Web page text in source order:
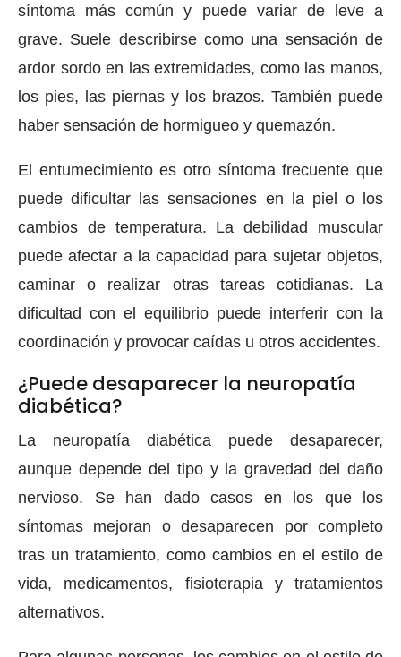
síntoma más común y puede variar de leve a
grave. Suele describirse como una sensación de
ardor sordo en las extremidades, como las manos,
los pies, las piernas y los brazos. También puede
haber sensación de hormigueo y quemazón.
El entumecimiento es otro síntoma frecuente que
puede dificultar las sensaciones en la piel o los
cambios de temperatura. La debilidad muscular
puede afectar a la capacidad para sujetar objetos,
caminar o realizar otras tareas cotidianas. La
dificultad con el equilibrio puede interferir con la
coordinación y provocar caídas u otros accidentes.
¿Puede desaparecer la neuropatía
diabética?
La neuropatía diabética puede desaparecer,
aunque depende del tipo y la gravedad del daño
nervioso. Se han dado casos en los que los
síntomas mejoran o desaparecen por completo
tras un tratamiento, como cambios en el estilo de
vida, medicamentos, fisioterapia y tratamientos
alternativos.